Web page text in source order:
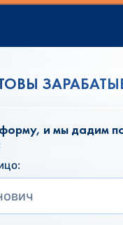
и мы дадим